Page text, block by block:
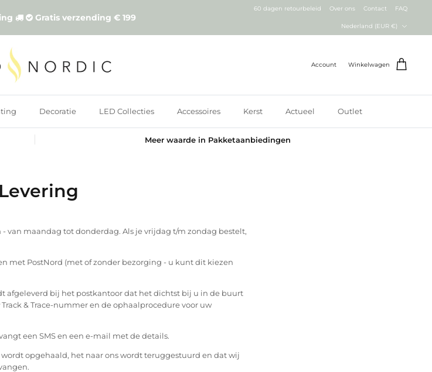
Gratis verzending € 199
60 dagen retourbeleid Over ons Contact
FAQ
Nederland (EUR €)
Account Winkelwagen
Decoratie LED Collecties Accessoires Kerst Actueel Outlet
Meer waarde in Pakketaanbiedingen
Levering
van maandag tot donderdag. Als je vrijdag t/m zondag bestelt,
met PostNord (met of zonder bezorging - u kunt dit kiezen
afgeleverd bij het postkantoor dat het dichtst bij u in de buurt
& Trace-nummer en de ophaalprocedure voor uw
een SMS en een e-mail met de details.
opgehaald, het naar ons wordt teruggestuurd en dat wij